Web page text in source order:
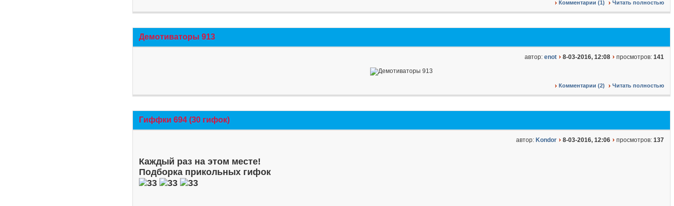
Комментарии (1) Читать полностью
Демотиваторы 913
автор: enot 8-03-2016, 12:08 просмотров: 141
Комментарии (2) Читать полностью
Гиффки 694 (30 гифок)
автор: Kondor 8-03-2016, 12:06 просмотров: 137
Каждый раз на этом месте!
Подборка прикольных гифок